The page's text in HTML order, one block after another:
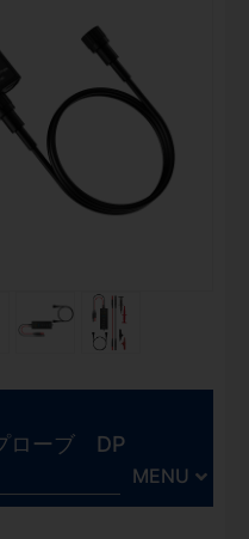
ローブ DP
MENU